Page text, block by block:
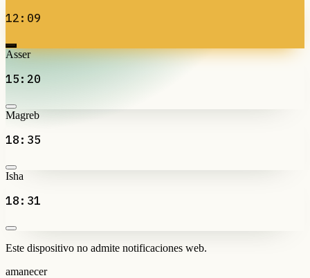
12:09
Asser
15:20
Magreb
18:35
Isha
18:31
Este dispositivo no admite notificaciones web.
amanecer